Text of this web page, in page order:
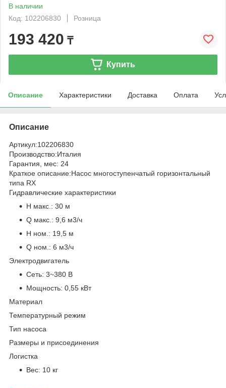
В наличии
Код: 102206830
Розница
193 420 ₸
Купить
Описание Характеристики Доставка Оплата
Описание
Артикул:102206830
Производство:Италия
Гарантия, мес: 24
Краткое описание:Насос многоступенчатый горизонтальный
типа RX
Гидравлические характеристики
H макс.: 30 м
Q макс.: 9,6 м3/ч
H ном.: 19,5 м
Q ном.: 6 м3/ч
Электродвигатель
Сеть: 3~380 В
Мощность: 0,55 кВт
Материал
Температурный режим
Тип насоса
Размеры и присоединения
Логистка
Вес: 10 кг